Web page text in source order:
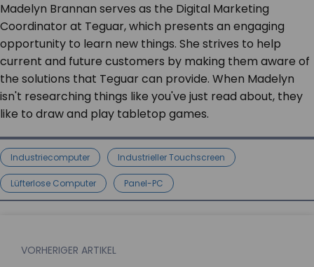
Madelyn Brannan serves as the Digital Marketing
Coordinator at Teguar, which presents an engaging
opportunity to learn new things. She strives to help
current and future customers by making them aware of
the solutions that Teguar can provide. When Madelyn
isn't researching things like you've just read about, they
like to draw and play tabletop games.
Industriecomputer Industrieller Touchscreen
Lüfterlose Computer Panel-PC
VORHERIGER ARTIKEL